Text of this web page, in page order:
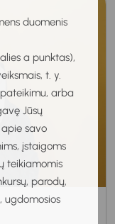
duomenis
a punktas),
t. y.
arba
Jūsų
savo
įstaigoms
teikiamomis
parodų,
ugdomosios